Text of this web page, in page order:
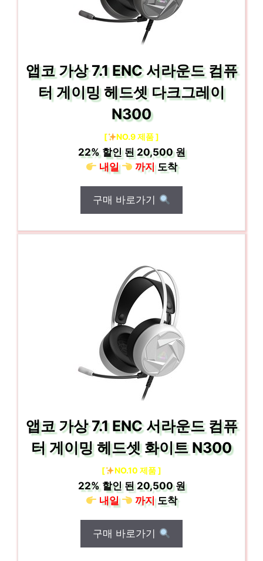
앱코 가상 7.1 ENC 서라운드 컴퓨
터 게이밍 헤드셋 다크그레이
N300
[ NO.9 제품 ]
22%할인 된20,500 원
내일
까지도착
구매 바로가기
앱코 가상 7.1 ENC 서라운드 컴퓨
터 게이밍 헤드셋 화이트 N300
[ NO.10 제품 ]
22%할인 된20,500 원
내일
까지도착
구매 바로가기